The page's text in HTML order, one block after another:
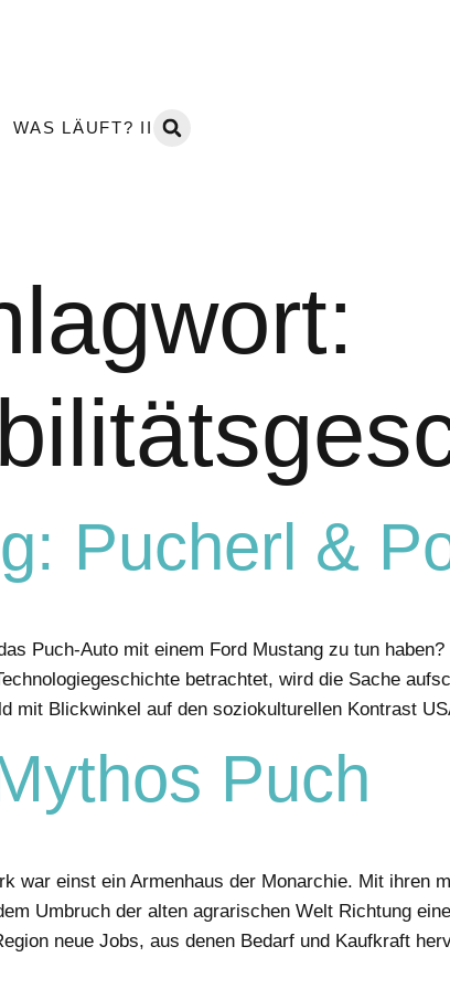
WAS LÄUFT? II
Pucherl &
Puch-Auto mit einem Ford Mustang zu tun
betrachtet, wird die Sache
mit Blickwinkel auf den soziokulturellen Kontrast
Puch
war einst ein Armenhaus der Monarchie. Mit ihren
Umbruch der alten agrarischen Welt Richtung
neue Jobs, aus denen Bedarf und Kaufkraft